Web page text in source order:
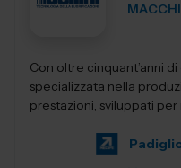
Con oltre cinquant’anni
specializzata nella
prestazioni, sviluppati